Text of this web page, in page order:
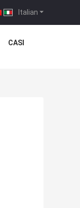
Italian
CASI